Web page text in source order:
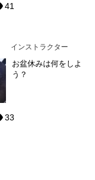
41
インストラクター
お盆休みは何をしよ
う？
33